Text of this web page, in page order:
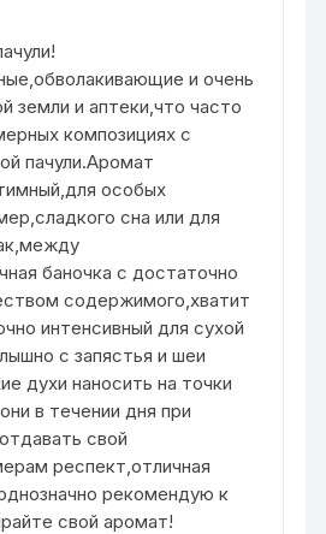
и очень
земли и аптеки,что часто
композициях с
пачули.Аромат
особых
сна или для
баночка с достаточно
содержимого,хватит
интенсивный для сухой
с запястья и шеи
духи наносить на точки
в течении дня при
свой
респект,отличная
рекомендую к
свой аромат!